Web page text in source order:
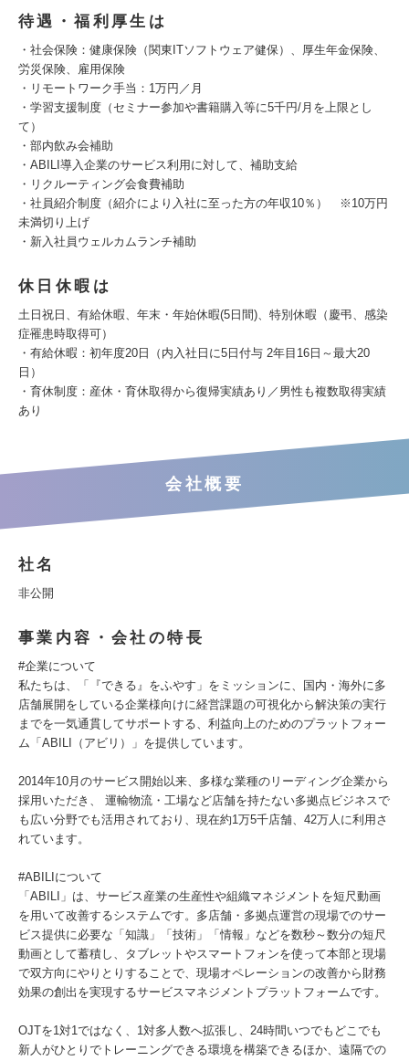
待遇・福利厚生は
・社会保険：健康保険（関東ITソフトウェア健保）、厚生年金保険、
労災保険、雇用保険
・リモートワーク手当：1万円／月
・学習支援制度（セミナー参加や書籍購入等に5千円/月を上限とし
て）
・部内飲み会補助
・ABILI導入企業のサービス利用に対して、補助支給
・リクルーティング会食費補助
・社員紹介制度（紹介により入社に至った方の年収10％） ※10万円
未満切り上げ
・新入社員ウェルカムランチ補助
休日休暇は
土日祝日、有給休暇、年末・年始休暇(5日間)、特別休暇（慶弔、感染
症罹患時取得可）
・有給休暇：初年度20日（内入社日に5日付与 2年目16日～最大20
日）
・育休制度：産休・育休取得から復帰実績あり／男性も複数取得実績
あり
会社概要
社名
非公開
事業内容・会社の特長
#企業について
私たちは、「『できる』をふやす」をミッションに、国内・海外に多
店舗展開をしている企業様向けに経営課題の可視化から解決策の実行
までを一気通貫してサポートする、利益向上のためのプラットフォー
ム「ABILI（アビリ）」を提供しています。
2014年10月のサービス開始以来、多様な業種のリーディング企業から
採用いただき、 運輸物流・工場など店舗を持たない多拠点ビジネスで
も広い分野でも活用されており、現在約1万5千店舗、42万人に利用さ
れています。
#ABILIについて
「ABILI」は、サービス産業の生産性や組織マネジメントを短尺動画
を用いて改善するシステムです。多店舗・多拠点運営の現場でのサー
ビス提供に必要な「知識」「技術」「情報」などを数秒～数分の短尺
動画として蓄積し、タブレットやスマートフォンを使って本部と現場
で双方向にやりとりすることで、現場オペレーションの改善から財務
効果の創出を実現するサービスマネジメントプラットフォームです。
OJTを1対1ではなく、1対多人数へ拡張し、24時間いつでもどこでも
新人がひとりでトレーニングできる環境を構築できるほか、遠隔での